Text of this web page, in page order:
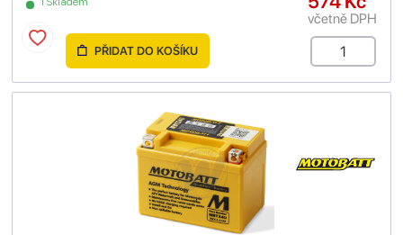
včetně DPH
PŘIDAT DO KOŠÍKU